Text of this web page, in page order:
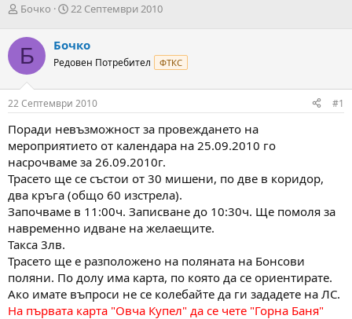
А
т
о
р
н
а
т
м
а
т
а
Бочко
Н
а
л
а
Д
т
а
22 Септември 2010
Б Бочко
Редовен Потребител ФТКС
22 Септември 2010 #1
Поради невъзможност за провеждането на
мероприятието от календара на 25.09.2010 го
насрочваме за 26.09.2010г.
Трасето ще се състои от 30 мишени, по две в коридор,
два кръга (общо 60 изстрела).
Започваме в 11:00ч. Записване до 10:30ч. Ще помоля за
навременно идване на желаещите.
Такса 3лв.
Трасето ще е разположено на поляната на Бонсови
поляни. По долу има карта, по която да се ориентирате.
Ако имате въпроси не се колебайте да ги зададете на ЛС.
На първата карта "Овча Купел" да се чете "Горна Баня"